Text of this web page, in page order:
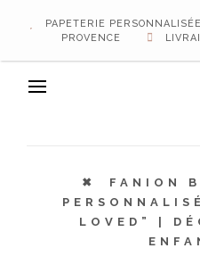
PAPETERIE
PROVENCE
FANION
LOVED” |